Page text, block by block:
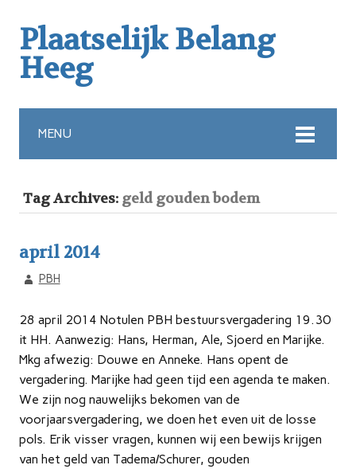
Plaatselijk Belang
Heeg
MENU
Tag Archives: geld gouden bodem
april 2014
PBH
28 april 2014 Notulen PBH bestuursvergadering 19.30
it HH. Aanwezig: Hans, Herman, Ale, Sjoerd en Marijke.
Mkg afwezig: Douwe en Anneke. Hans opent de
vergadering. Marijke had geen tijd een agenda te maken.
We zijn nog nauwelijks bekomen van de
voorjaarsvergadering, we doen het even uit de losse
pols. Erik visser vragen, kunnen wij een bewijs krijgen
van het geld van Tadema/Schurer, gouden